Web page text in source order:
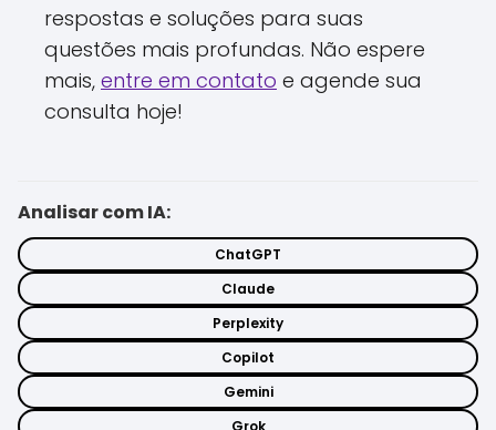
respostas e soluções para suas
questões mais profundas. Não espere
mais, entre em contato e agende sua
consulta hoje!
Analisar com IA:
ChatGPT
Claude
Perplexity
Copilot
Gemini
Grok